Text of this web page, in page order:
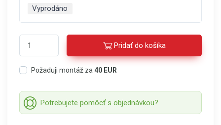
Vyprodáno
Pridať do košíka
Požaduji montáž za 40 EUR
Potrebujete pomôcť s objednávkou?